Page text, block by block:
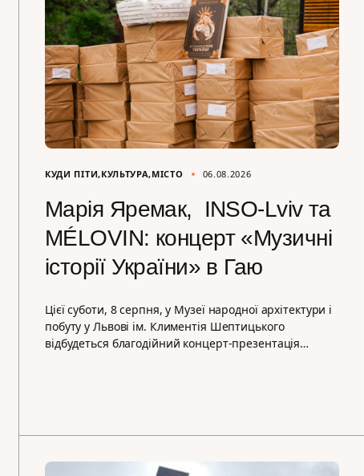
КУДИ ПІТИ КУЛЬТУРА МІСТО 06.08.2026
Марія Яремак, INSO-Lviv та
MÉLOVIN: концерт «Музичні
історії України» в Гаю
Цієї суботи, 8 серпня, у Музеї народної архітектури і
побуту у Львові ім. Климентія Шептицького
відбудеться благодійний концерт-презентація…